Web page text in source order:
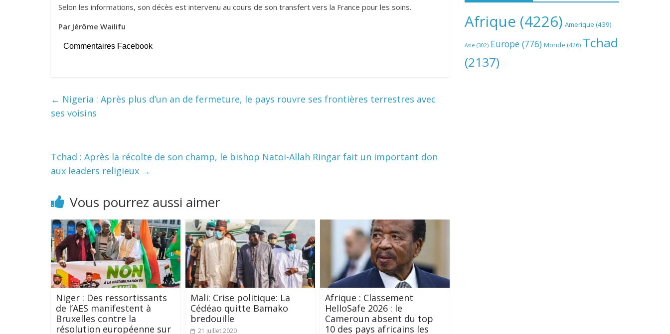
Selon les informations, son décès est intervenu au cours de son transfert vers la France pour les soins.
Par Jérôme Wailifu
Commentaires Facebook
← Nigeria : Après plus d’un an de fermeture, le pays rouvre ses frontières terrestres avec
ses voisins
Tchad : Après la récolte de son champ, le bishop Natoi-Allah Ringar fait un important don
aux leaders religieux →
Vous pourrez aussi aimer
Niger : Des ressortissants
de l’AES manifestent à
Bruxelles contre la
résolution européenne sur
Mali: Crise politique: La
Cédéao quitte Bamako
bredouille
21 juillet 2020
Afrique : Classement
HelloSafe 2026 : le
Cameroun absent du top
10 des pays africains les
Afrique (4226) Amerique (439)
Asie (302) Europe (776) Monde (426) Tchad
(2137)